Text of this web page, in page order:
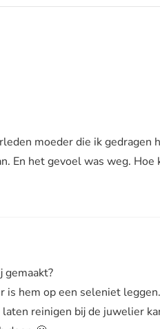
moeder die ik gedragen
En het gevoel was weg. Hoe
gemaakt?
is hem op een seleniet leggen.
reinigen bij de juwelier